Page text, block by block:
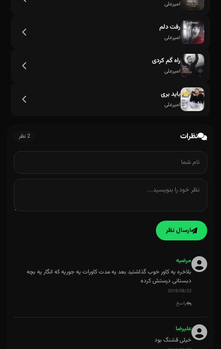
امیرعلی
رفت دلم
امیرعلی
راه گم کردی
امیرعلی
باید بری
امیرعلی
نظرات 2 نظر
ارسال نظر
مرضیه
بلاخره یه کاور خوب گذاشتید بعد یه مدت کاورات یه جوریه که انگار یه بچه
دبستانی درستش کرده
2018/08/22
پاسخ
علیرضا
خیلی قشنگ بود